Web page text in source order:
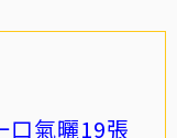
口氣曬19張